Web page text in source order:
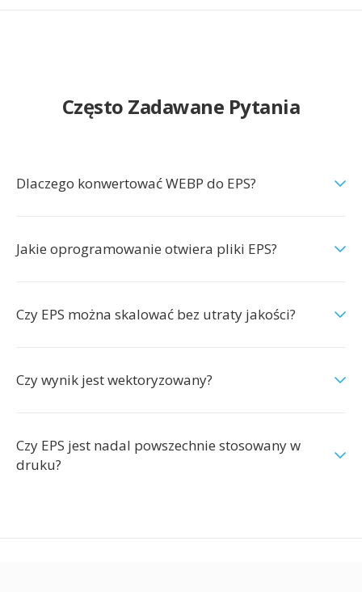
Często Zadawane Pytania
Dlaczego konwertować WEBP do EPS?
Jakie oprogramowanie otwiera pliki EPS?
Czy EPS można skalować bez utraty jakości?
Czy wynik jest wektoryzowany?
Czy EPS jest nadal powszechnie stosowany w
druku?